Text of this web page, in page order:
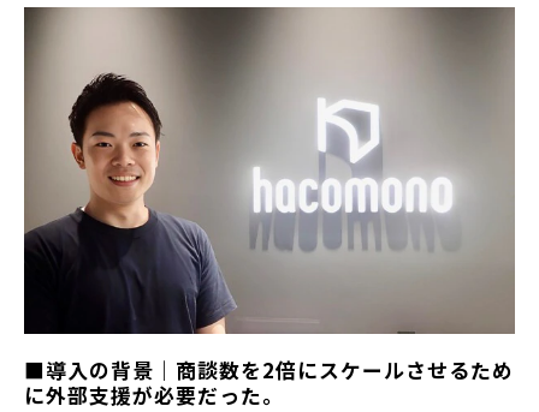
■導入の背景｜商談数を2倍にスケールさせるため
に外部支援が必要だった。